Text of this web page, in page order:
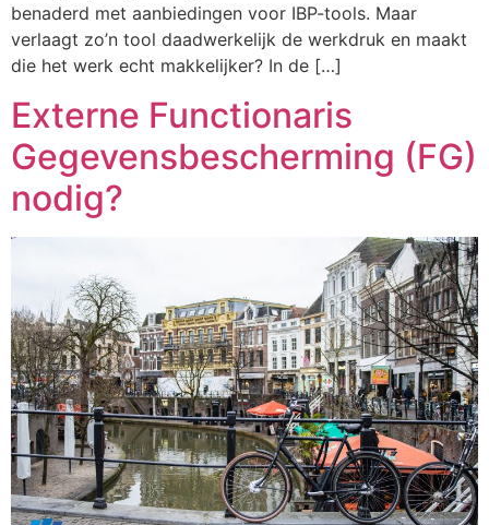
benaderd met aanbiedingen voor IBP-tools. Maar
verlaagt zo’n tool daadwerkelijk de werkdruk en maakt
die het werk echt makkelijker? In de […]
Externe Functionaris
Gegevensbescherming (FG)
nodig?